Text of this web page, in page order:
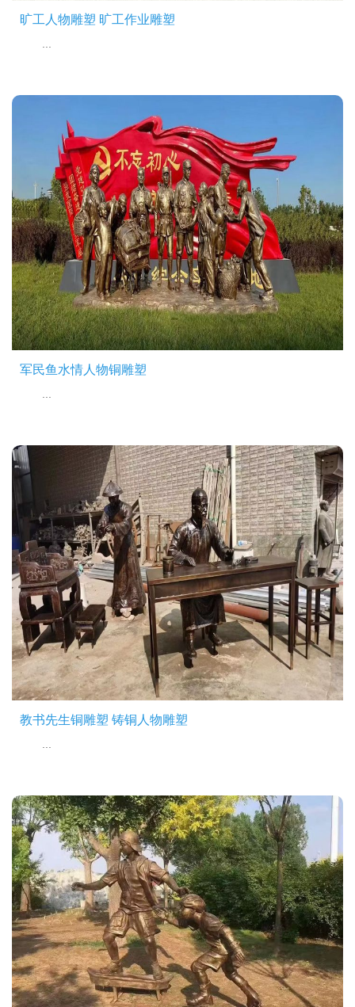
旷工人物雕塑 旷工作业雕塑
...
军民鱼水情人物铜雕塑
...
教书先生铜雕塑 铸铜人物雕塑